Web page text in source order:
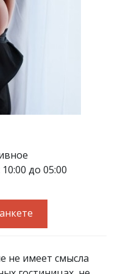
10:00 до 05:00
не имеет смысла